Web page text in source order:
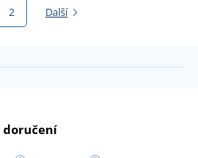
2 Další
doručení